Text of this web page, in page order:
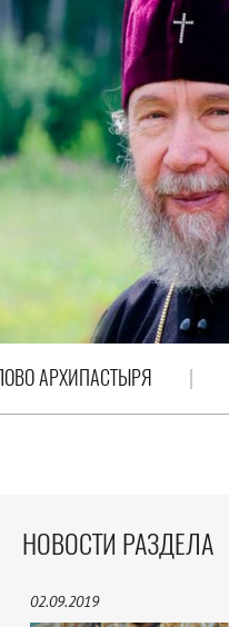
АРХИПАСТЫРЯ
НОВОСТИ РАЗДЕЛА
02.09.2019